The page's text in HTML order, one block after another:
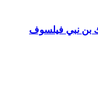
بن نبي فيلسوف